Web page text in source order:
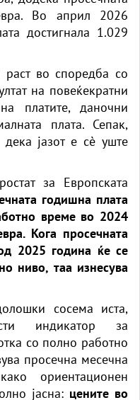
Во април 2026
достигнала 1.029
во споредба со
на повеќекратни
платите, даночни
плата. Сепак,
јазот е сè уште
за Европската
годишна плата
време во 2024
Кога просечната
2025 година ќе се
ниво, таа изнесува
сосема иста,
индикатор за
со полно работно
просечна месечна
ориентационен
јасна: цените во